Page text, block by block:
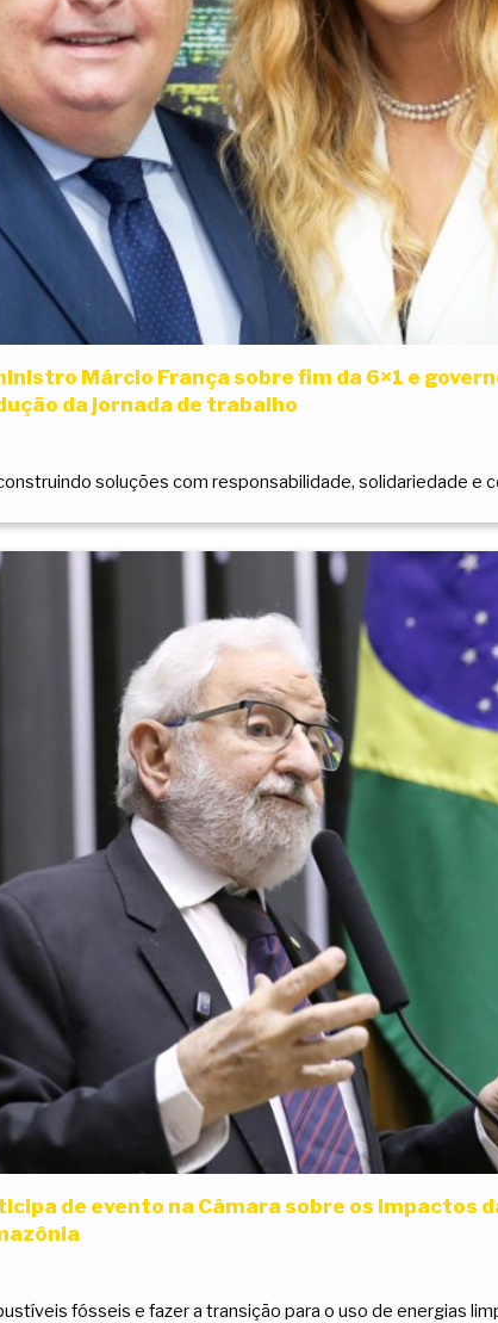
Márcio França sobre fim da 6×1 e
da jornada de trabalho
soluções com responsabilidade, solidariedade e
de evento na Câmara sobre os impactos
fósseis e fazer a transição para o uso de energias